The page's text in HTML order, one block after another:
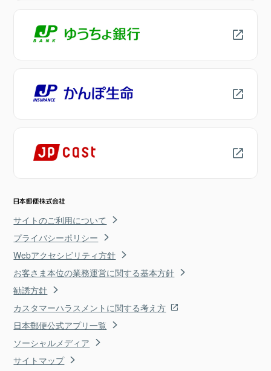
サイトのご利用について
プライバシーポリシー
Webアクセシビリティ方針
お客さま本位の業務運営に関する基本方針
勧誘方針
カスタマーハラスメントに関する考え方
日本郵便公式アプリ一覧
ソーシャルメディア
サイトマップ